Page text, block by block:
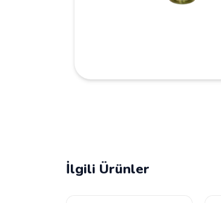
İlgili Ürünler